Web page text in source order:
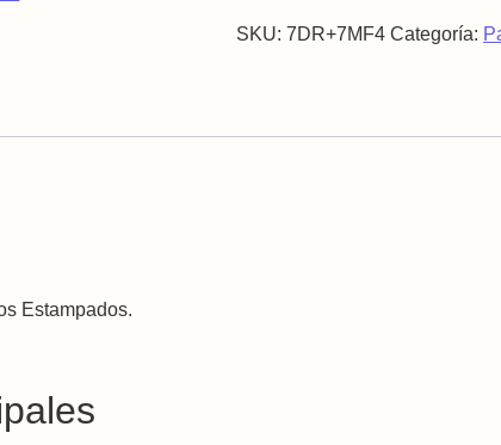
SKU:7DR+7MF4 Categoría:
Estampados.